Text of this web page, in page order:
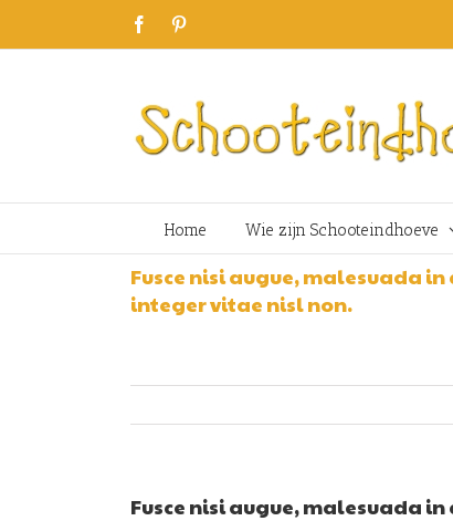
content
FacebookPinterest
Home Wie zijn Schooteindhoeve
Fusce nisi augue, malesuada
integer vitae nisl non.
Fusce nisi augue, malesuada